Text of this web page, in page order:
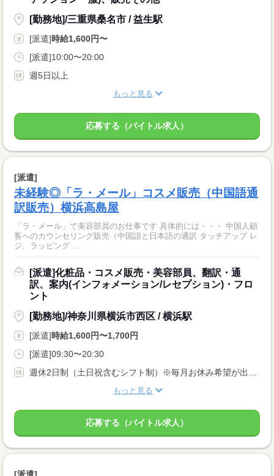
[勤務地]/三重県桑名市 / 益生駅
[派遣]時給1,600円〜
[派遣]10:00〜20:00
週5日以上
もっと見る
応募する（バイトル求人）
[派遣]
未経験◎「ラ・メール」コスメ販売（中国語通
訳販売）横浜高島屋
「ラ・メール」で美容部員のお仕事です 具体的には・・・ 中国人顧
客へのカウンセリング販売（中国語と日本語の通訳 タッチアップ レ
ジ、ラッピング ...
[派遣]化粧品・コスメ販売・美容部員、翻訳・通
訳、案内(インフォメーション/レセプション)・フロ
ント
[勤務地]/神奈川県横浜市西区 / 横浜駅
[派遣]時給1,600円〜1,700円
[派遣]09:30〜20:30
もっと見る
応募する（バイトル求人）